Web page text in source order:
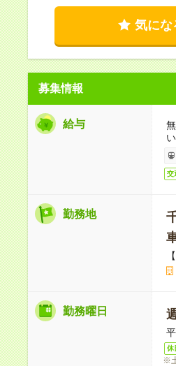
気にな
募集情報
給与
交
勤務地
勤務曜日
休
※